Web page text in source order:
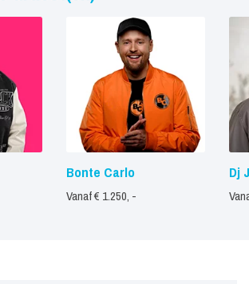
Bonte Carlo
Vanaf € 1.250, -
Dj